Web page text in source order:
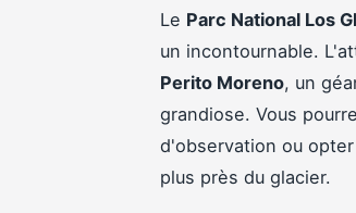
Le Parc National Los
un incontournable.
Perito Moreno, un
grandiose. Vous
d'observation ou
plus près du glacier.